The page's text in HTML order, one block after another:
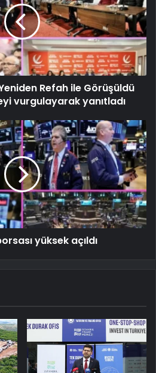
Refah ile Görüşüldü
vurgulayarak yanıtladı
yüksek açıldı